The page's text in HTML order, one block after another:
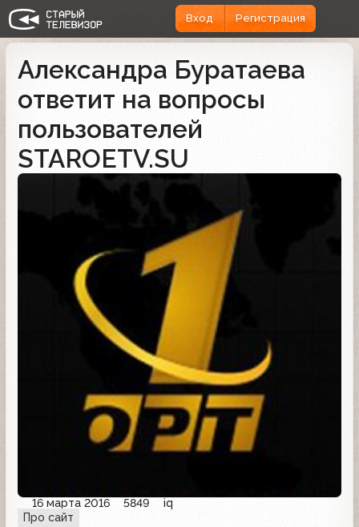
Вход Регистрация
Александра Буратаева
ответит на вопросы
пользователей
STAROETV.SU
16 марта 2016 5849
iq
Про сайт